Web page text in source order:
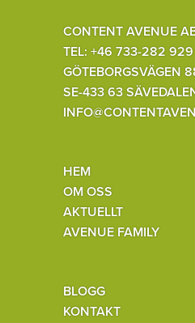
CONTENT AVENUE
TEL: +46 733-282 929
GÖTEBORGSVÄGEN
SE-433 63
HEM
OM OSS
AKTUELLT
AVENUE FAMILY
BLOGG
KONTAKT